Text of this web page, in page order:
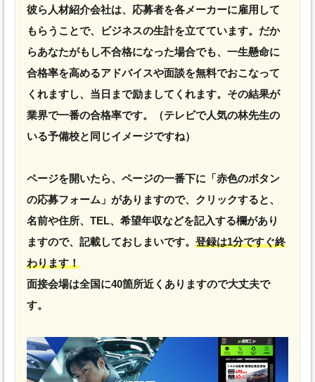
彼ら人材紹介会社は、応募者を各メーカーに雇用して
もらうことで、ビジネスの生計を立てています。だか
らあなたがもし不合格になった場合でも、一生懸命に
合格率を高めるアドバイスや面談を無料でおこなって
くれますし、当日まで励ましてくれます。その結果が
業界で一番の合格率です。（テレビで人気の林先生の
いる予備校と同じイメージですね）
ページを開いたら、ページの一番下に「赤色のボタン
の応募フォーム」がありますので、クリックすると、
名前や住所、TEL、希望年収などを記入する欄があり
ますので、記載しておしまいです。 登録は1分ですぐ終
わります！
面接会場は全国に40箇所近くありますので大丈夫で
す。